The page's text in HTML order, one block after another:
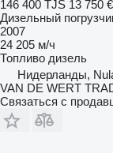
146 400 TJS 13 750 €
Дизельный
2007
24 205 м/ч
Топливо дизель
Нидерланды,
VAN DE WERT
Связаться с